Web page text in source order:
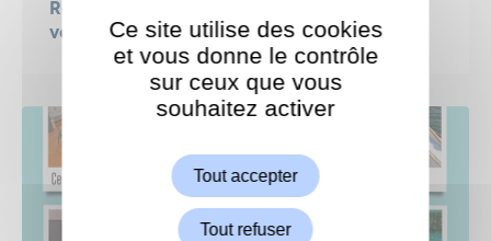
Retour en images sur la 4ᵉ semaine de
vacances des jeunes Garchois !
ShareThis est désactivé.
Ce site utilise des cookies
et vous donne le contrôle
sur ceux que vous
souhaitez activer
Tout accepter
Tout refuser